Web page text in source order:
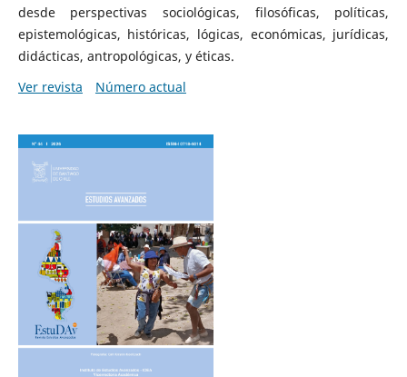
desde perspectivas sociológicas, filosóficas, políticas,
epistemológicas, históricas, lógicas, económicas, jurídicas,
didácticas, antropológicas, y éticas.
Ver revista
Número actual